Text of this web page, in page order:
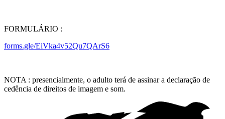
FORMULÁRIO :
forms.gle/EiVka4v52Qu7QArS6
NOTA : presencialmente, o adulto terá de assinar a declaração de
cedência de direitos de imagem e som.